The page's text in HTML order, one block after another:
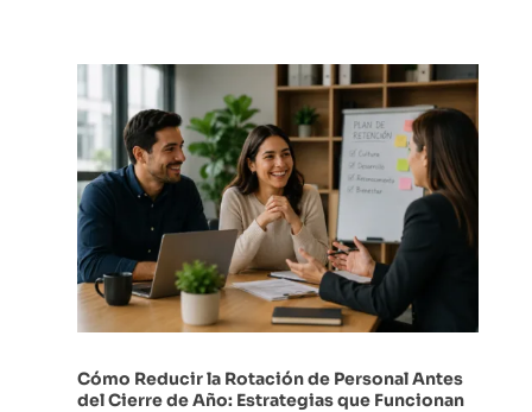
Cómo Reducir la Rotación de Personal Antes
del Cierre de Año: Estrategias que Funcionan